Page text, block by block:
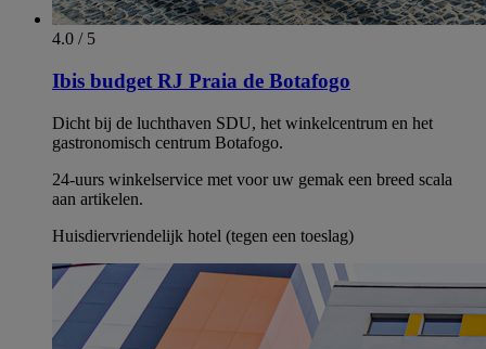
4.0 / 5
Ibis budget RJ Praia de Botafogo
Dicht bij de luchthaven SDU, het winkelcentrum en het
gastronomisch centrum Botafogo.
24-uurs winkelservice met voor uw gemak een breed scala
aan artikelen.
Huisdiervriendelijk hotel (tegen een toeslag)